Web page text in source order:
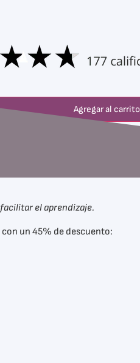
Agregar al carrito
facilitar el aprendizaje.
con un 45% de descuento: